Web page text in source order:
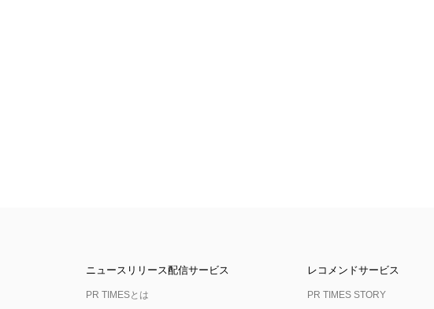
ニュースリリース配信サービス
PR TIMESとは
レコメンドサービス
PR TIMES STORY